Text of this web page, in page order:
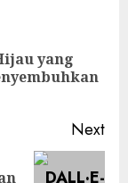
yang
Next